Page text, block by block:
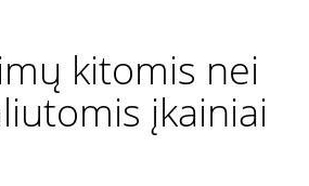
kitomis nei
įkainiai